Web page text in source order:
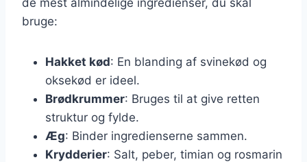
bruge:
Hakket kød: En blanding af svinekød og
oksekød er ideel.
Brødkrummer: Bruges til at give retten
struktur og fylde.
Æg: Binder ingredienserne sammen.
Krydderier: Salt, peber, timian og rosmarin